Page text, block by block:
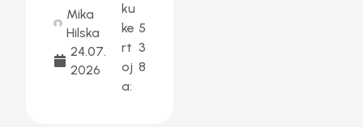
Mika
Hilska
24.07.
2026
ku
ke
rt
oj
a:
5
3
8